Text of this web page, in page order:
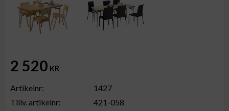
2 520 KR
Artikelnr
1427
Tillv. artikelnr
421-058